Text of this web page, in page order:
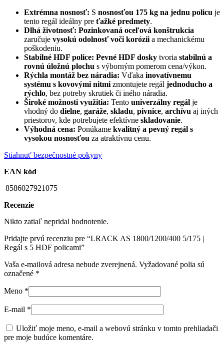
Extrémna nosnosť: S nosnosťou 175 kg na jednu policu je
tento regál ideálny pre ťažké predmety.
Dlhá životnosť: Pozinkovaná oceľová konštrukcia
zaručuje vysokú odolnosť voči korózii a mechanickému
poškodeniu.
Stabilné HDF police: Pevné HDF dosky tvoria stabilnú a
rovnú úložnú plochu s výborným pomerom cena/výkon.
Rýchla montáž bez náradia: Vďaka inovatívnemu
systému s kovovými nitmi zmontujete regál jednoducho a
rýchlo, bez potreby skrutiek či iného náradia.
Široké možnosti využitia: Tento univerzálny regál je
vhodný do dielne, garáže, skladu, pivnice, archívu aj iných
priestorov, kde potrebujete efektívne skladovanie.
Výhodná cena: Ponúkame kvalitný a pevný regál s
vysokou nosnosťou za atraktívnu cenu.
Stiahnuť bezpečnostné pokyny
EAN kód
8586027921075
Recenzie
Nikto zatiaľ nepridal hodnotenie.
Pridajte prvú recenziu pre “LRACK AS 1800/1200/400 5/175 |
Regál s 5 HDF policami”
Vaša e-mailová adresa nebude zverejnená. Vyžadované polia sú
označené *
Meno *
E-mail *
Uložiť moje meno, e-mail a webovú stránku v tomto prehliadači
pre moje budúce komentáre.